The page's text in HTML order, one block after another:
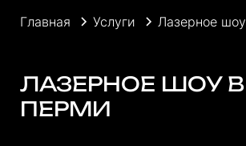
Главная Услуги Лазерное шоу
ЛАЗЕРНОЕ ШОУ В
ПЕРМИ